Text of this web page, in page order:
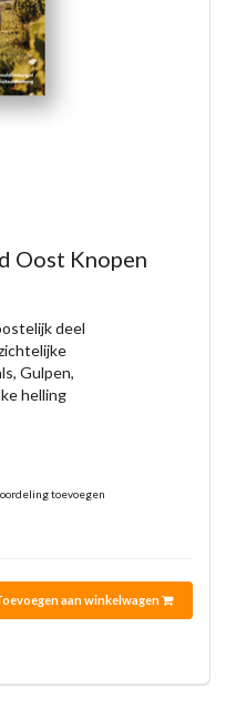
Oost Knopen
deel
Gulpen,
helling
toevoegen
aan winkelwagen